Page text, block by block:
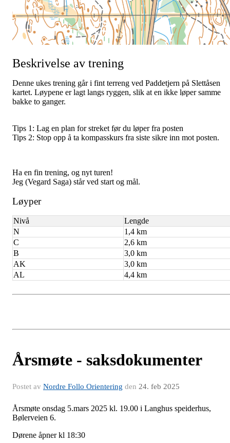
Beskrivelse av trening
Denne ukes trening går i fint terreng ved Paddetjern på Slettåsen
kartet. Løypene er lagt langs ryggen, slik at en ikke løper samme
bakke to ganger.
Tips 1: Lag en plan for streket før du løper fra posten
Tips 2: Stop opp å ta kompasskurs fra siste sikre inn mot posten.
Ha en fin trening, og nyt turen!
Jeg (Vegard Saga) står ved start og mål.
Løyper
Nivå
Lengde
N
1,4 km
C
2,6 km
B
3,0 km
AK
3,0 km
AL
4,4 km
Årsmøte - saksdokumenter
Postet av Nordre Follo Orientering den 24. feb 2025
Årsmøte onsdag 5.mars 2025 kl. 19.00 i Langhus speiderhus,
Bølerveien 6.
Dørene åpner kl 18:30